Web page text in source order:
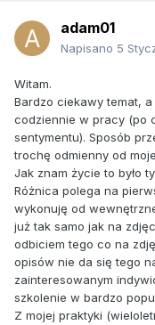
adam01
Napisano 5
Witam.
Bardzo ciekawy temat,
codziennie w pracy (po
sentymentu). Sposób
trochę odmienny od
Jak znam życie to było
Różnica polega na
wykonuję od
już tak samo jak na
odbiciem tego co na
opisów nie da się tego
zainteresowanym
szkolenie w bardzo
Z mojej praktyki